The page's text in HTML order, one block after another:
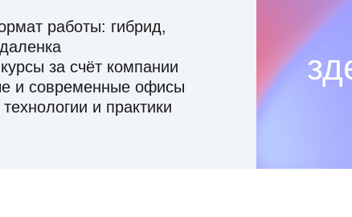
работы: гибрид,
за счёт компании
и современные офисы
и практики